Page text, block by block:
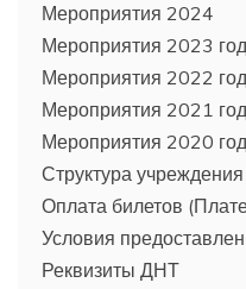
Мероприятия 2024
Мероприятия 2023 год
Мероприятия 2022 год
Мероприятия 2021 год
Мероприятия 2020 год
Структура учреждения
Оплата билетов
Условия
Реквизиты ДНТ